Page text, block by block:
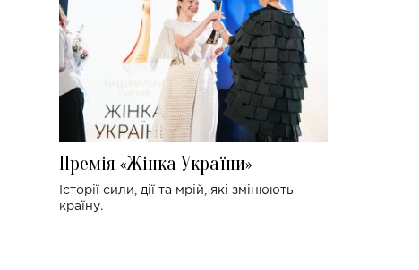
Премія «Жінка України»
Історії сили, дії та мрій, які змінюють
країну.